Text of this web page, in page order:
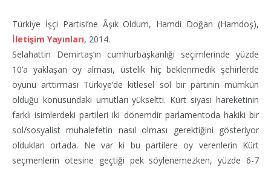
Türkiye İşçi Partisi’ne Âşık Oldum, Hamdi Doğan (Hamdoş),
İletişim Yayınları, 2014.
Selahattin Demirtaş’ın cumhurbaşkanlığı seçimlerinde yüzde
10’a yaklaşan oy alması, üstelik hiç beklenmedik şehirlerde
oyunu arttırması Türkiye’de kitlesel sol bir partinin mümkün
olduğu konusundaki umutları yükseltti. Kürt siyasi hareketinin
farklı isimlerdeki partileri iki dönemdir parlamentoda hakiki bir
sol/sosyalist muhalefetin nasıl olması gerektiğini gösteriyor
oldukları ortada. Ne var ki bu partilere oy verenlerin Kürt
seçmenlerin ötesine geçtiği pek söylenemezken, yüzde 6-7